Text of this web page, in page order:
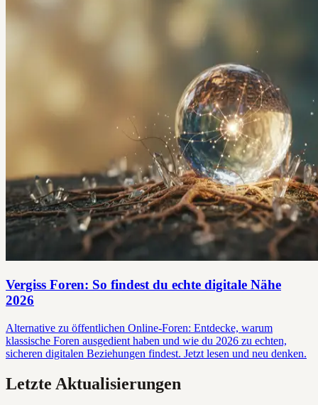
Vergiss Foren: So findest du echte digitale Nähe
2026
Alternative zu öffentlichen Online-Foren: Entdecke, warum
klassische Foren ausgedient haben und wie du 2026 zu echten,
sicheren digitalen Beziehungen findest. Jetzt lesen und neu denken.
Letzte Aktualisierungen